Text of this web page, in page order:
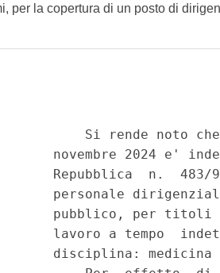
per la copertura di un posto di